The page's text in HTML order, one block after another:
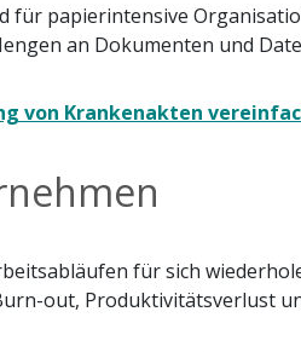
für papierintensive
an Dokumenten und
von Krankenakten
für sich
out, Produktivitätsverlust